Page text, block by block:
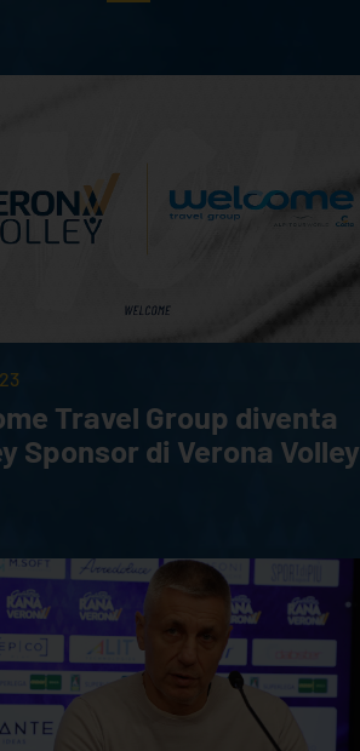
Travel Group diventa
Sponsor di Verona Volley